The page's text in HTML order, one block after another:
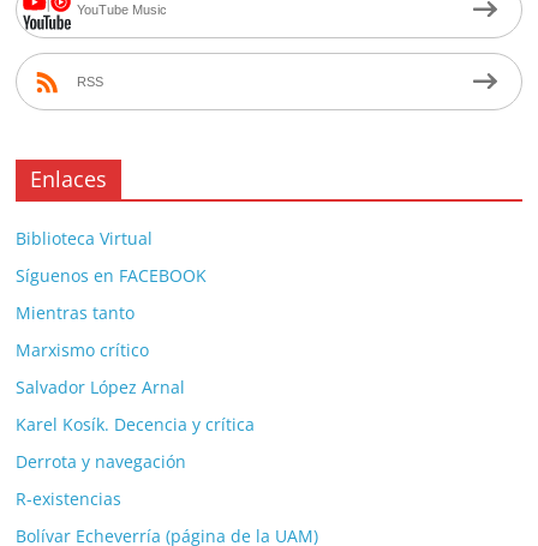
YouTube Music
RSS
Enlaces
Biblioteca Virtual
Síguenos en FACEBOOK
Mientras tanto
Marxismo crítico
Salvador López Arnal
Karel Kosík. Decencia y crítica
Derrota y navegación
R-existencias
Bolívar Echeverría (página de la UAM)